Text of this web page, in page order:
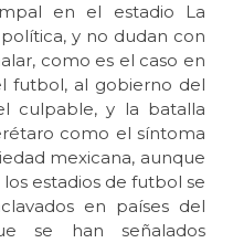
en el estadio La
y no dudan con
como es el caso en
futbol, al gobierno del
culpable, y la batalla
como el síntoma
mexicana, aunque
estadios de futbol se
en países del
se han señalados